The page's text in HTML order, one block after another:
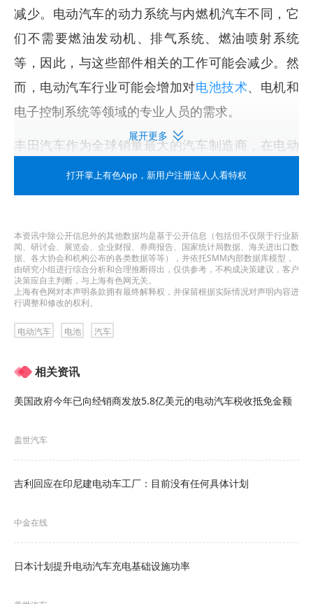
减少。电动汽车的动力系统与内燃机汽车不同，它
们不需要燃油发动机、排气系统、燃油喷射系统
等，因此，与这些部件相关的工作可能会减少。然
而，电动汽车行业可能会增加对电池技术、电机和
电子控制系统等领域的专业人员的需求。
丰田汽车作为全球销量最大的汽车制造商，在电动
汽车方面比其他制造商更为谨慎。这种谨慎的态度
目前在一定程度上帮助了丰田，因为全球电动汽车
的需求增加，尤其是在美国这样的主要市场，这有
助于丰田维持其市场地位和销量。
虽然目前混合动力汽车更符合部分消费者的需求，
但从长远来看，纯电动车仍是未来的发展方向。近
受了诸多诟病，环保人士批评其应对气候变化的作
用有限，投资者也曾抱怨公司未能乘上电气化浪
丰田汽车支持所谓的“多路径方案”，即发展包括纯电
动汽车、混合动力汽车、氢燃料电池汽车和其他动
丰田章男也一直在大力夸赞该公司的“多路径方案”，
认为消费者应该能够选择任何符合他们需求的动力
展开更多
打开掌上有色App ，新用户注册送人人看特权
本资讯中除公开信息外的其他数据均是基于公开信息（包括但不仅限于行业新
闻、研讨会、展览会、企业财报、券商报告、国家统计局数据、海关进出口数
据、各大协会和机构公布的各类数据等等），并依托SMM内部数据库模型，
由研究小组进行综合分析和合理推断得出，仅供参考，不构成决策建议，客户
决策应自主判断，与上海有色网无关。
上海有色网对本声明条款拥有最终解释权，并保留根据实际情况对声明内容进
行调整和修改的权利。
电动汽车 电池 汽车
相关资讯
美国政府今年已向经销商发放5.8亿美元的电动汽车税收抵免金额
盖世汽车
吉利回应在印尼建电动车工厂：目前没有任何具体计划
中金在线
日本计划提升电动汽车充电基础设施功率